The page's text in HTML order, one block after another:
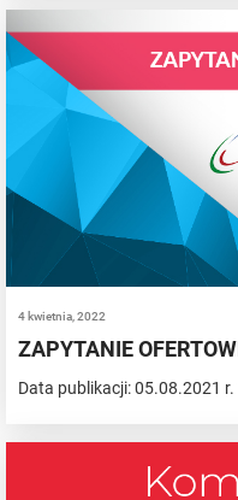
4 kwietnia, 2022
ZAPYTANIE
Data publikacji: 05.08.2021